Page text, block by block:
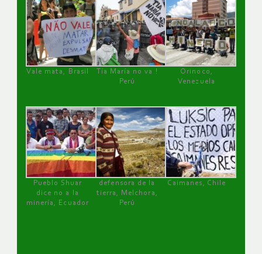
Vale mata, Brasil
Tía María no va !
Perú
Orinoco,
Venezuela
Pueblo Shuar
dice no a la
minería, Ecuador
defensora de la
tierra, Melchora,
Perú
Caimanes, Chile